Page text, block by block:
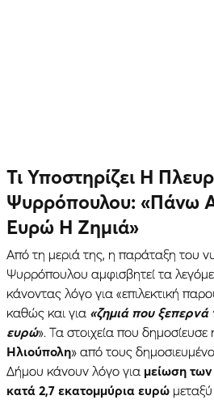
Τι Υποστηρίζει Η
Ψυρρόπουλου: «Πάνω
Ευρώ Η Ζημιά»
Από τη μεριά της, η παράταξη του
Ψυρρόπουλου αμφισβητεί τα
κάνοντας λόγο για «επιλεκτική
καθώς και για «ζημιά που ξεπερνά
ευρώ». Τα στοιχεία που
Ηλιούπολη» από τους
Δήμου κάνουν λόγο για μείωση
κατά 2,7 εκατομμύρια ευρώ